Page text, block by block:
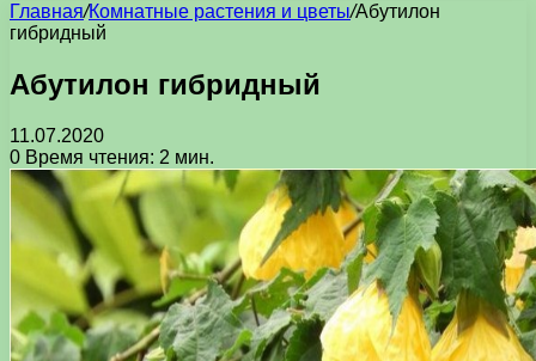
Главная/Комнатные растения и цветы/Абутилон
гибридный
Абутилон гибридный
11.07.2020
0 Время чтения: 2 мин.